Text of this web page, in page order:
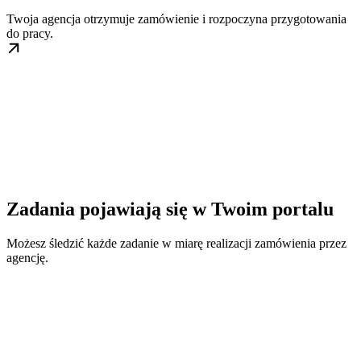
Twoja agencja otrzymuje zamówienie i rozpoczyna przygotowania
do pracy.
Zadania pojawiają się w Twoim portalu
Możesz śledzić każde zadanie w miarę realizacji zamówienia przez
agencję.